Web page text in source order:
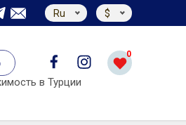
Ru $
0
в Турции